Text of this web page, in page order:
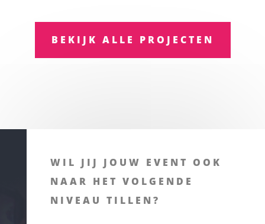
BEKIJK ALLE PROJECTEN
WIL JIJ JOUW EVENT OOK
NAAR HET VOLGENDE
NIVEAU TILLEN?